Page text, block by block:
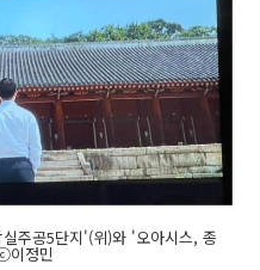
주공5단지'(위)와 '오아시스, 종
이정민